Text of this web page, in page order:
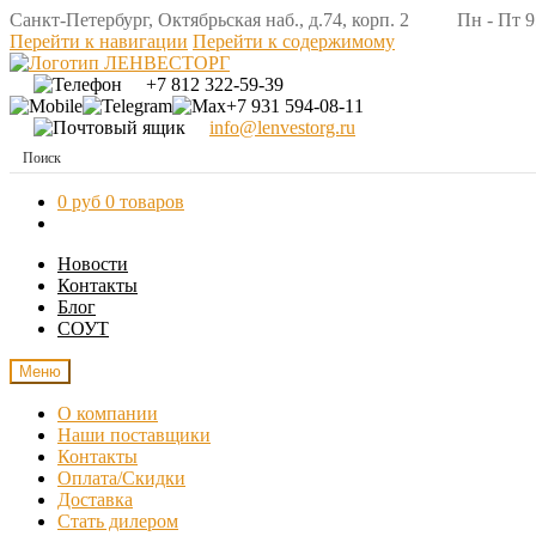
Санкт-Петербург, Октябрьская наб., д.74, корп. 2 Пн - Пт
Перейти к навигации Перейти к содержимому
+7 812 322-59-39
+7 931 594-08-11
info@lenvestorg.ru
0 руб 0 товаров
Новости
Контакты
Блог
СОУТ
Меню
О компании
Наши поставщики
Контакты
Оплата/Скидки
Доставка
Стать дилером